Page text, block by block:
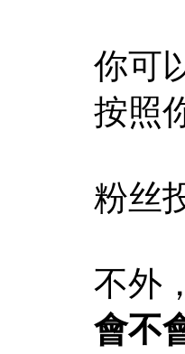
你可
按照
粉丝
不外
會不